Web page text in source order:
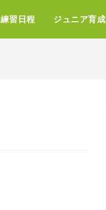
練習日程 ジュニア育成